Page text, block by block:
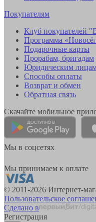
Покупателям
Клуб покупателей
Программа
Подарочные карты
Прорабам, бригадам
Юридическим
Способы оплаты
Возврат и обмен
Обратная связь
Скачайте мобильное
Мы в соцсетях
Мы принимаем к оплате
© 2011-2026 Интернет-
Пользовательское
Сделано в
Регистрация